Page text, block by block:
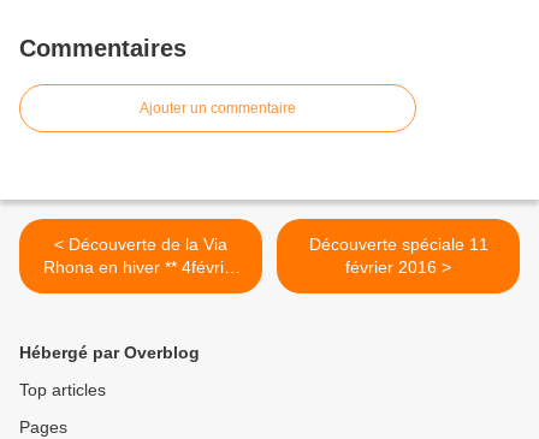
Commentaires
Ajouter un commentaire
< Découverte de la Via
Rhona en hiver ** 4février
2016
Découverte spéciale 11
février 2016 >
Hébergé par Overblog
Top articles
Pages